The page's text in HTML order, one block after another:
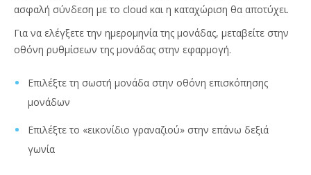
ασφαλή σύνδεση με το cloud και η καταχώριση θα αποτύχει.
Για να ελέγξετε την ημερομηνία της μονάδας, μεταβείτε στην
οθόνη ρυθμίσεων της μονάδας στην εφαρμογή.
Επιλέξτε τη σωστή μονάδα στην οθόνη επισκόπησης
μονάδων
Επιλέξτε το «εικονίδιο γραναζιού» στην επάνω δεξιά
γωνία